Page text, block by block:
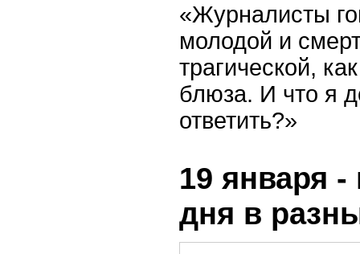
«Журналисты
молодой и
трагической,
блюза. И что я
ответить?»
19 января -
дня в